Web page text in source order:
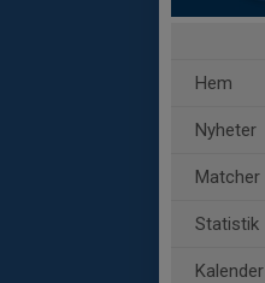
Hem
Nyheter
Matcher
Statistik
Kalender